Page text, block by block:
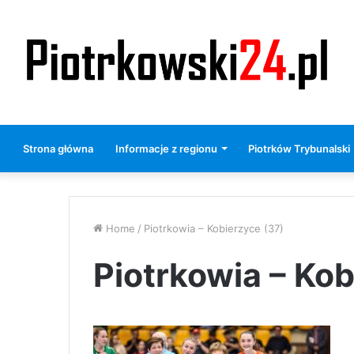
Strona główna Informacje z regionu Piotrków Trybunalski
Home / Piotrkowia – Kobierzyce (37)
Piotrkowia –